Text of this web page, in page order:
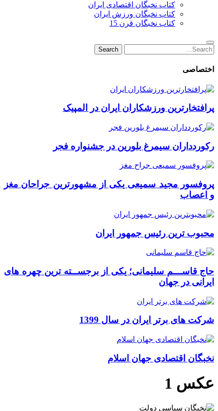
کتاب نخبگان اقتصادی ایران
کتاب نخبگان ورزش ایران
کتاب نخبگان قرن 15
Search
for:
Search
اختصاصی
پرافتخارترین ورزشکاران ایران در المپیک
رکوردداران سیمرغ بلورین در جشنواره فجر
پروفسور مجید سمیعی یکی از مشهورترین جراحان مغز
و اعصاب
محبوب ترین رئیس جمهور ایران
حاج قاســـم سلیمانی؛ یکی از برجســته ترین چهره های
ایرانی در جهان
شرکت های برتر ایران در سال 1399
نخبگان اقتصادی جهان اسلام
عکس 1